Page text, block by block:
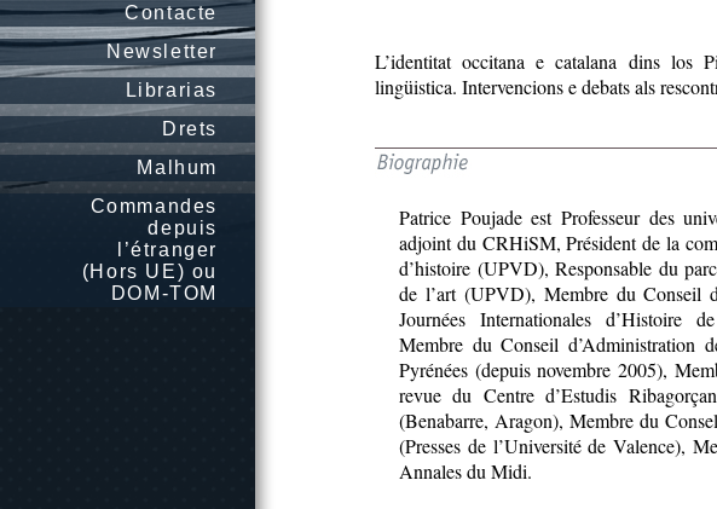
Contacte
Newsletter
Librarias
Drets
Malhum
Commandes
depuis
l’étranger
(Hors UE) ou
DOM-TOM
L’identitat occitana e catalana dins los
lingüistica. Intervencions e debats als
Patrice Poujade est Professeur des
adjoint du CRHiSM, Président de la
d’histoire (UPVD), Responsable du
de l’art (UPVD), Membre du Conseil
Journées Internationales d’Histoire
Membre du Conseil d’Administration
Pyrénées (depuis novembre 2005),
revue du Centre d’Estudis
(Benabarre, Aragon), Membre du
(Presses de l’Université de Valence),
Annales du Midi.